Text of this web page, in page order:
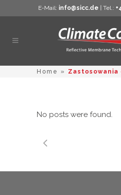
E-Mail: info@sicc.de | Tel.:
Home » Zastosowania
No posts were found.